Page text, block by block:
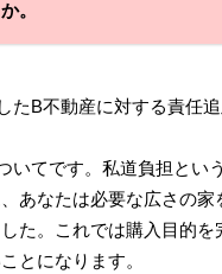
。
たB不動産に対する責任
いてです。私道負担とい
あなたは必要な広さの家
た。これでは購入目的を
とになります。